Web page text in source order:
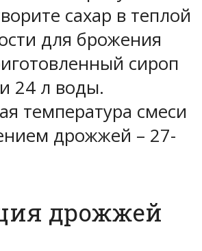
сахар в теплой
для брожения
сироп
24 л воды.
температура смеси
дрожжей – 27-
дрожжей